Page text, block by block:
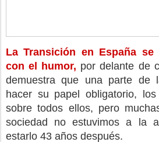
La Transición en España
con el humor, por delante de
demuestra que una parte de
hacer su papel obligatorio,
sobre todos ellos, pero
sociedad no estuvimos a la
estarlo 43 años después.